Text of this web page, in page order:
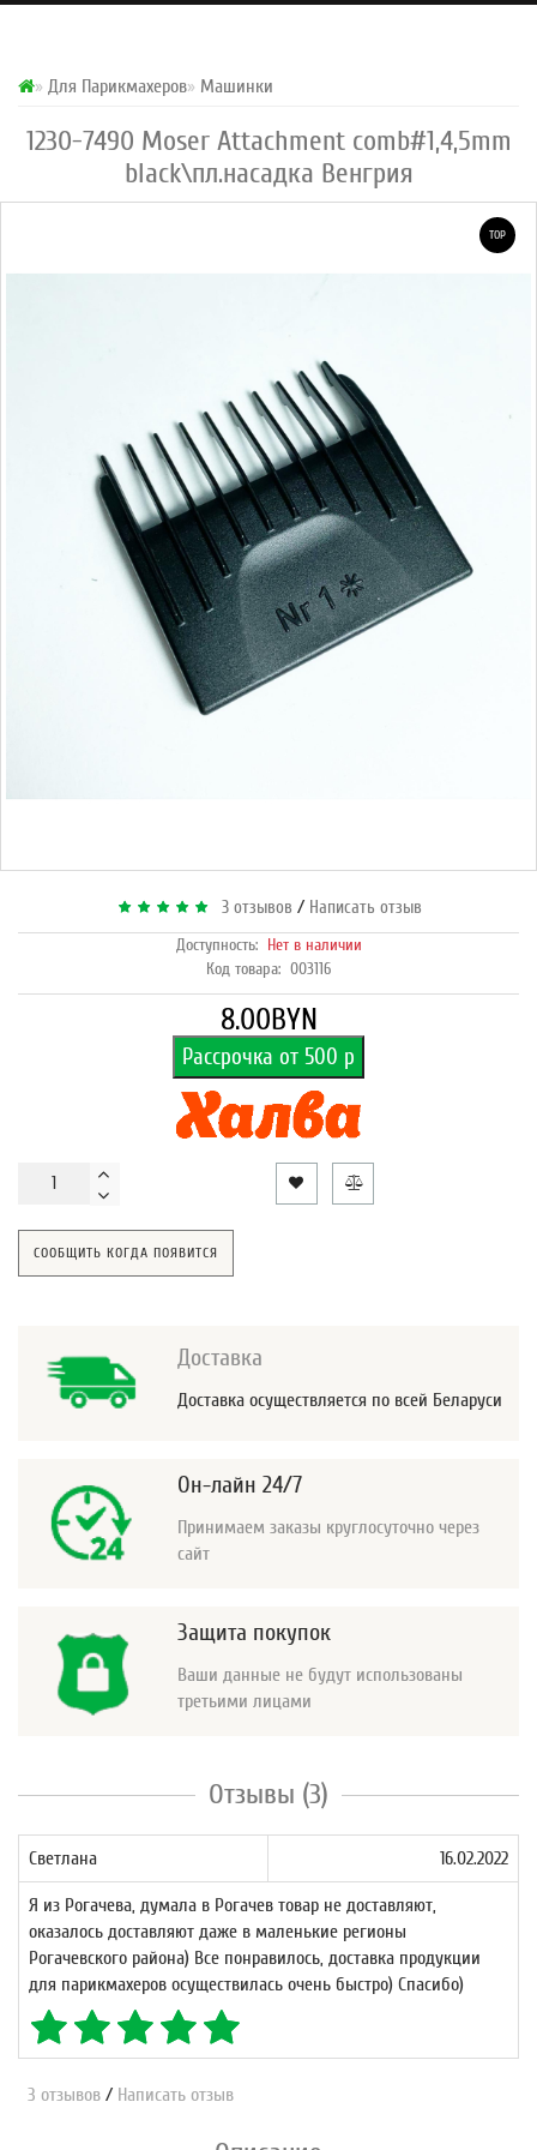
Для Парикмахеров Машинки
1230-7490 Moser Attachment comb#1,4,5mm
black\пл.насадка Венгрия
TOP
3 отзывов / Написать отзыв
Доступность: Нет в наличии
Код товара: 003116
8.00BYN
Рассрочка от 500 р
СООБЩИТЬ КОГДА ПОЯВИТСЯ
Доставка
Доставка осуществляется по всей Беларуси
Он-лайн 24/7
Принимаем заказы круглосуточно через
сайт
Защита покупок
Ваши данные не будут использованы
третьими лицами
Отзывы (3)
Светлана 16.02.2022
Я из Рогачева, думала в Рогачев товар не доставляют,
оказалось доставляют даже в маленькие регионы
Рогачевского района) Все понравилось, доставка продукции
для парикмахеров осуществилась очень быстро) Спасибо)
3 отзывов / Написать отзыв